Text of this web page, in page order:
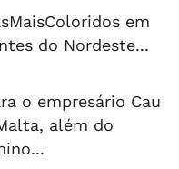
em
do Nordeste...
o empresário Cau
além do